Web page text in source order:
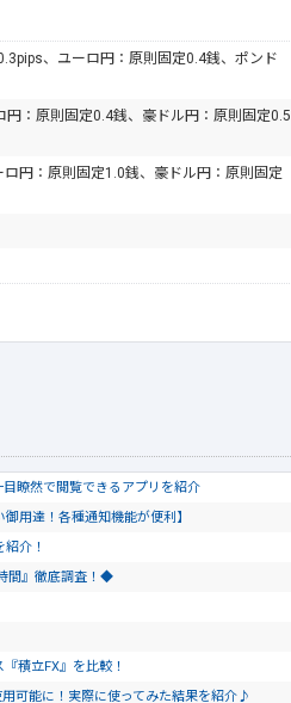
、ユーロ円：原則固定0.4銭、ポンド
：原則固定0.4銭、豪ドル円：原則固定0.5
円：原則固定1.0銭、豪ドル円：原則固定
瞭然で閲覧できるアプリを紹介
用達！各種通知機能が便利】
介！
間』徹底調査！◆
積立FX』を比較！
可能に！実際に使ってみた結果を紹介♪